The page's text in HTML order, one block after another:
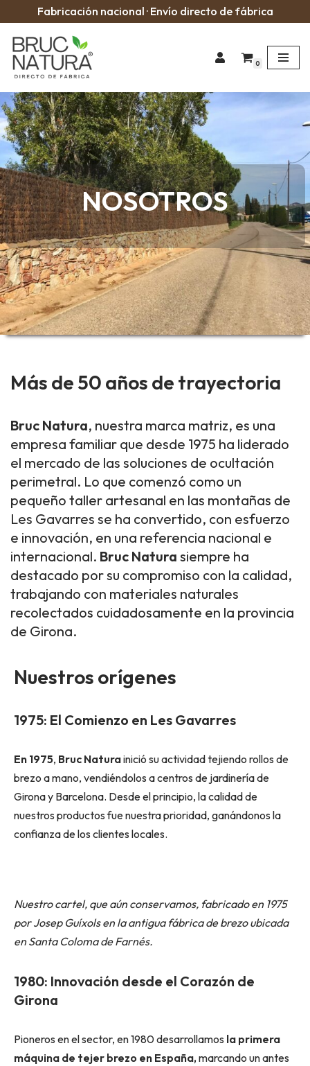
Saltar
al
contenido
Fabricación nacional · Envío directo de fábrica
0
NOSOTROS
Más de 50 años de trayectoria
Bruc Natura, nuestra marca matriz, es una
empresa familiar que desde 1975 ha liderado
el mercado de las soluciones de ocultación
perimetral. Lo que comenzó como un
pequeño taller artesanal en las montañas de
Les Gavarres se ha convertido, con esfuerzo
e innovación, en una referencia nacional e
internacional. Bruc Natura siempre ha
destacado por su compromiso con la calidad,
trabajando con materiales naturales
recolectados cuidadosamente en la provincia
de Girona.
Nuestros orígenes
1975: El Comienzo en Les Gavarres
En 1975, Bruc Naturainició su actividad tejiendo rollos de
brezo a mano, vendiéndolos a centros de jardinería de
Girona y Barcelona. Desde el principio, la calidad de
nuestros productos fue nuestra prioridad, ganándonos la
confianza de los clientes locales.
Nuestro cartel, que aún conservamos, fabricado en 1975
por Josep Guíxols en la antigua fábrica de brezo ubicada
en Santa Coloma de Farnés.
1980: Innovación desde el Corazón de
Girona
Pioneros en el sector, en 1980 desarrollamos la primera
máquina de tejer brezo en España, marcando un antes